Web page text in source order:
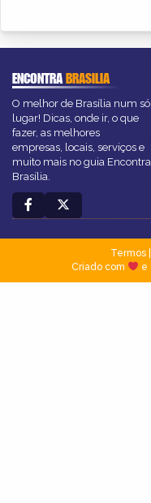
ENCONTRABRASILIA
O melhor de Brasília num só
lugar! Dicas, onde ir, o que
fazer, as melhores
empresas, locais, serviços e
muito mais no guia Encontra
Brasília.
Termos|
Criado com
e